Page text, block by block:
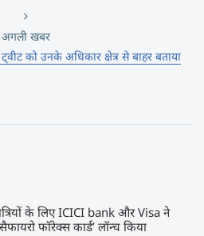
अगली खबर
को उनके अधिकार क्षेत्र से बाहर बताया
के लिए ICICI bank और Visa ने
फॉरेक्स कार्ड’ लॉन्च किया